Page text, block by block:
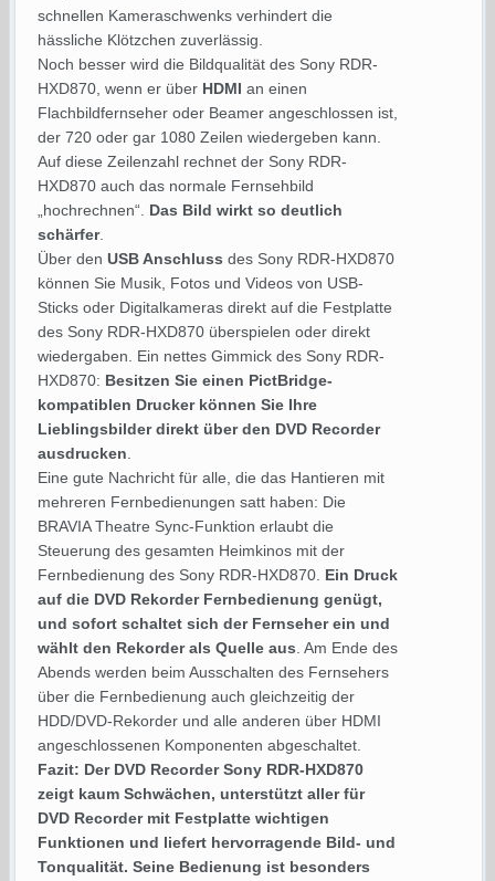
schnellen Kameraschwenks verhindert die
hässliche Klötzchen zuverlässig.
Noch besser wird die Bildqualität des Sony RDR-
HXD870, wenn er über HDMI an einen
Flachbildfernseher oder Beamer angeschlossen ist,
der 720 oder gar 1080 Zeilen wiedergeben kann.
Auf diese Zeilenzahl rechnet der Sony RDR-
HXD870 auch das normale Fernsehbild
„hochrechnen“. Das Bild wirkt so deutlich
schärfer.
Über denUSB Anschluss des Sony RDR-HXD870
können Sie Musik, Fotos und Videos von USB-
Sticks oder Digitalkameras direkt auf die Festplatte
des Sony RDR-HXD870 überspielen oder direkt
wiedergaben. Ein nettes Gimmick des Sony RDR-
HXD870: Besitzen Sie einen PictBridge-
kompatiblen Drucker können Sie Ihre
Lieblingsbilder direkt über den DVD Recorder
ausdrucken.
Eine gute Nachricht für alle, die das Hantieren mit
mehreren Fernbedienungen satt haben: Die
BRAVIA Theatre Sync-Funktion erlaubt die
Steuerung des gesamten Heimkinos mit der
Fernbedienung des Sony RDR-HXD870. Ein Druck
auf die DVD Rekorder Fernbedienung genügt,
und sofort schaltet sich der Fernseher ein und
wählt den Rekorder als Quelle aus. Am Ende des
Abends werden beim Ausschalten des Fernsehers
über die Fernbedienung auch gleichzeitig der
HDD/DVD-Rekorder und alle anderen über HDMI
angeschlossenen Komponenten abgeschaltet.
Fazit: Der DVD Recorder Sony RDR-HXD870
zeigt kaum Schwächen, unterstützt aller für
DVD Recorder mit Festplatte wichtigen
Funktionen und liefert hervorragende Bild- und
Tonqualität. Seine Bedienung ist besonders